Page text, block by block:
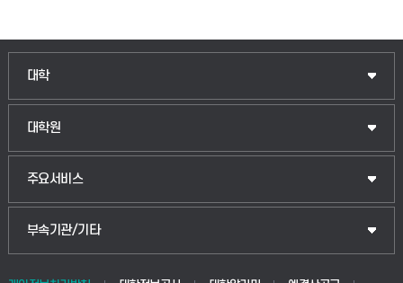
대학
대학원
주요서비스
부속기관/기타